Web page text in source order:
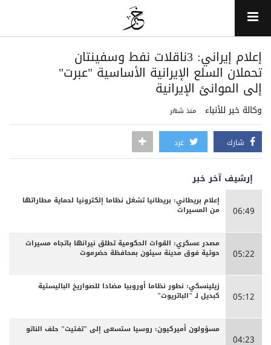
إعلام إيراني: 3ناقلات نفط وسفينتان
تحملان السلع الإيرانية الأساسية "عبرت"
إلى الموانئ الإيرانية
وكالة خبر للأنباء منذ شهر
شارك غرد
إرشيف آخر خبر
06:49
إعلام بريطاني: بريطانيا تشغل نظاما إلكترونيا لحماية مطاراتها
من المسيرات
05:22
مصدر عسكري: القوات الحكومية تطلق نيرانها باتجاه مسيرات
حوثية فوق مدينة سيئون بمحافظة حضرموت
05:12
زيلينسكي: نطور نظاما أوروبيا مضادا للصواريخ الباليستية
كبديل لـ "الباتريوت"
04:23
مسؤولون أميركيون: روسيا ستسعى إلى "تفتيت" حلف الناتو